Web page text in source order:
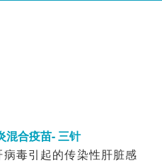
混合疫苗- 三针
毒引起的传染性肝脏感